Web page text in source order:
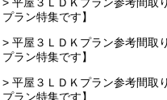
プラン特集です】
> 平屋３ＬＤＫプラン参考間取
プラン特集です】
> 平屋３ＬＤＫプラン参考間取
プラン特集です】